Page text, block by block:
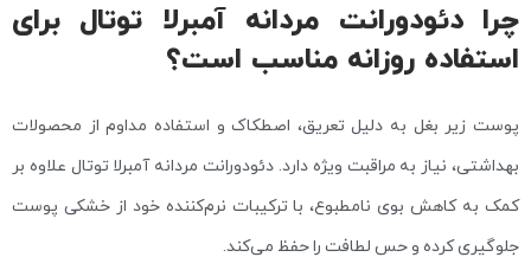
چرا دئودورانت مردانه آمبرلا توتال برای
استفاده روزانه مناسب است؟
پوست زیر بغل به دلیل تعریق، اصطکاک و استفاده مداوم از محصولات
بهداشتی، نیاز به مراقبت ویژه دارد. دئودورانت مردانه آمبرلا توتال علاوه بر
کمک به کاهش بوی نامطبوع، با ترکیبات نرم‌کننده خود از خشکی پوست
جلوگیری کرده و حس لطافت را حفظ می‌کند.